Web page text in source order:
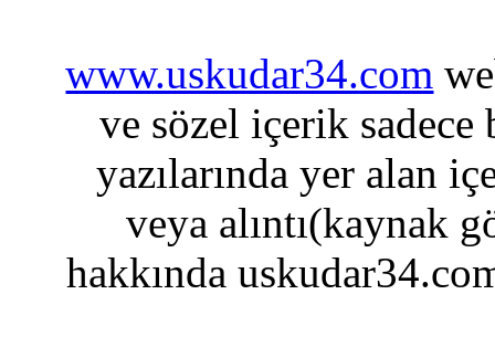
www.uskudar34.com
ve sözel içerik sadece
yazılarında yer alan
veya alıntı(kaynak
hakkında